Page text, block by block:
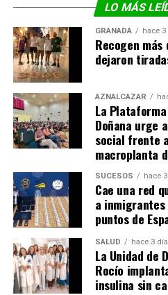
LO MÁS
GRANADA hace
Recogen
dejaron
AZNALCÁZAR
La
Doñana urge
social frente
macroplanta
SUCESOS hace
Cae una red
a
puntos de
SALUD hace 3
La Unidad de
Rocío
insulina sin